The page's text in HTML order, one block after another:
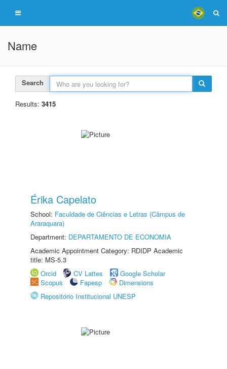
Name
Search
Results: 3415
Érika Capelato
School: Faculdade de Ciências e Letras (Câmpus de
Araraquara)
Department: DEPARTAMENTO DE ECONOMIA
Academic Appointment Category: RDIDP Academic
title: MS-5.3
Orcid
CV Lattes
Google Scholar
Scopus
Fapesp
Dimensions
Repositório Institucional UNESP